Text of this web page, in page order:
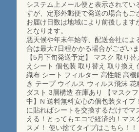
システム上メール便と表示されてい
すが、定形外郵便で発送の場合もご
お届け日数は地域により前後します
となります。
悪天候や年末年始等、配送会社によ
合は最大7日程かかる場合がございま
【5月下旬発送予定】 マスク 取り
えシート 個包装 取り替え 取り換え
織布 シート フィルター 高性能 高機
き テープ ウイルス ウィルス飛沫 花
ダスト 3層構造 在庫あり 【マスク
中】N 送料無料安心の個包装タイプ
に貼ればシートを交換するだけでマ
える！とってもエコで経済的！マス
スメ！ 使い捨てタイプはこちら！